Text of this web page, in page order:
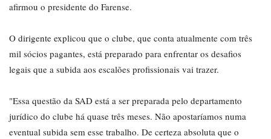
afirmou o presidente do Farense.
O dirigente explicou que o clube, que conta atualmente com três
mil sócios pagantes, está preparado para enfrentar os desafios
legais que a subida aos escalões profissionais vai trazer.
"Essa questão da SAD está a ser preparada pelo departamento
jurídico do clube há quase três meses. Não apostaríamos numa
eventual subida sem esse trabalho. De certeza absoluta que o